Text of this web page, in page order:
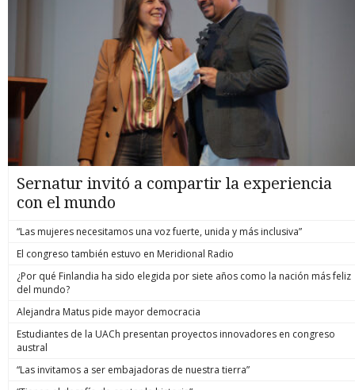
Sernatur invitó a compartir la experiencia
con el mundo
“Las mujeres necesitamos una voz fuerte, unida y más inclusiva”
El congreso también estuvo en Meridional Radio
¿Por qué Finlandia ha sido elegida por siete años como la nación más feliz
del mundo?
Alejandra Matus pide mayor democracia
Estudiantes de la UACh presentan proyectos innovadores en congreso
austral
“Las invitamos a ser embajadoras de nuestra tierra”